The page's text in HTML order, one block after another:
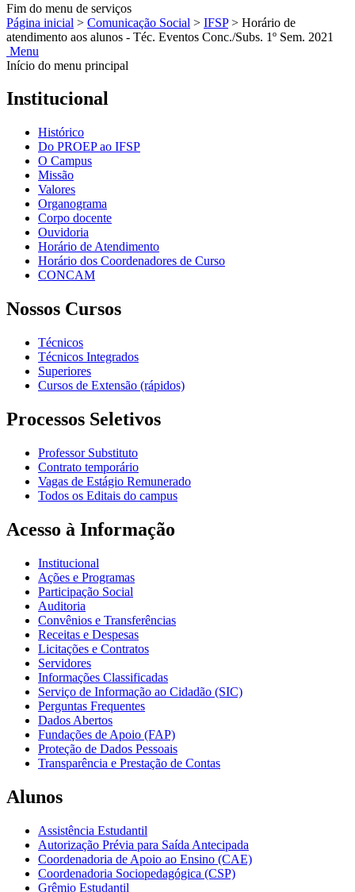
Fim do menu de serviços
Página inicial > Comunicação Social > IFSP > Horário de
atendimento aos alunos - Téc. Eventos Conc./Subs. 1º Sem. 2021
Menu
Início do menu principal
Institucional
Histórico
Do PROEP ao IFSP
O Campus
Missão
Valores
Organograma
Corpo docente
Ouvidoria
Horário de Atendimento
Horário dos Coordenadores de Curso
CONCAM
Nossos Cursos
Técnicos
Técnicos Integrados
Superiores
Cursos de Extensão (rápidos)
Processos Seletivos
Professor Substituto
Contrato temporário
Vagas de Estágio Remunerado
Todos os Editais do campus
Acesso à Informação
Institucional
Ações e Programas
Participação Social
Auditoria
Convênios e Transferências
Receitas e Despesas
Licitações e Contratos
Servidores
Informações Classificadas
Serviço de Informação ao Cidadão (SIC)
Perguntas Frequentes
Dados Abertos
Fundações de Apoio (FAP)
Proteção de Dados Pessoais
Transparência e Prestação de Contas
Alunos
Assistência Estudantil
Autorização Prévia para Saída Antecipada
Coordenadoria de Apoio ao Ensino (CAE)
Coordenadoria Sociopedagógica (CSP)
Grêmio Estudantil